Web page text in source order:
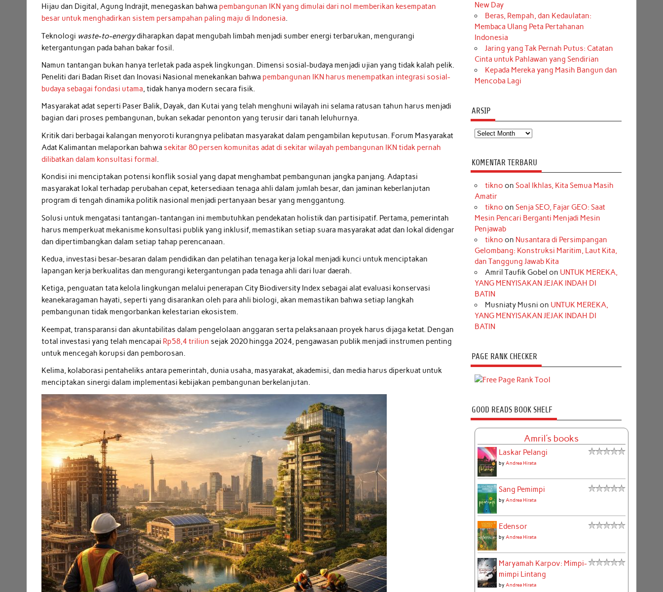
Hijau dan Digital, Agung Indrajit, menegaskan bahwa pembangunan IKN yang dimulai dari nol memberikan kesempatan
besar untuk menghadirkan sistem persampahan paling maju di Indonesia.
Teknologi waste-to-energydiharapkan dapat mengubah limbah menjadi sumber energi terbarukan, mengurangi
ketergantungan pada bahan bakar fosil.
Namun tantangan bukan hanya terletak pada aspek lingkungan. Dimensi sosial-budaya menjadi ujian yang tidak kalah pelik.
Peneliti dari Badan Riset dan Inovasi Nasional menekankan bahwa pembangunan IKN harus menempatkan integrasi sosial-
budaya sebagai fondasi utama, tidak hanya modern secara fisik.
Masyarakat adat seperti Paser Balik, Dayak, dan Kutai yang telah menghuni wilayah ini selama ratusan tahun harus menjadi
bagian dari proses pembangunan, bukan sekadar penonton yang terusir dari tanah leluhurnya.
Kritik dari berbagai kalangan menyoroti kurangnya pelibatan masyarakat dalam pengambilan keputusan. Forum Masyarakat
Adat Kalimantan melaporkan bahwa sekitar 80 persen komunitas adat di sekitar wilayah pembangunan IKN tidak pernah
dilibatkan dalam konsultasi formal.
Kondisi ini menciptakan potensi konflik sosial yang dapat menghambat pembangunan jangka panjang. Adaptasi
masyarakat lokal terhadap perubahan cepat, ketersediaan tenaga ahli dalam jumlah besar, dan jaminan keberlanjutan
program di tengah dinamika politik nasional menjadi pertanyaan besar yang menggantung.
Solusi untuk mengatasi tantangan-tantangan ini membutuhkan pendekatan holistik dan partisipatif. Pertama, pemerintah
harus memperkuat mekanisme konsultasi publik yang inklusif, memastikan setiap suara masyarakat adat dan lokal didengar
dan dipertimbangkan dalam setiap tahap perencanaan.
Kedua, investasi besar-besaran dalam pendidikan dan pelatihan tenaga kerja lokal menjadi kunci untuk menciptakan
lapangan kerja berkualitas dan mengurangi ketergantungan pada tenaga ahli dari luar daerah.
Ketiga, penguatan tata kelola lingkungan melalui penerapan City Biodiversity Index sebagai alat evaluasi konservasi
keanekaragaman hayati, seperti yang disarankan oleh para ahli biologi, akan memastikan bahwa setiap langkah
pembangunan tidak mengorbankan kelestarian ekosistem.
Keempat, transparansi dan akuntabilitas dalam pengelolaan anggaran serta pelaksanaan proyek harus dijaga ketat. Dengan
total investasi yang telah mencapai Rp58,4 triliun sejak 2020 hingga 2024, pengawasan publik menjadi instrumen penting
untuk mencegah korupsi dan pemborosan.
Kelima, kolaborasi pentaheliks antara pemerintah, dunia usaha, masyarakat, akademisi, dan media harus diperkuat untuk
menciptakan sinergi dalam implementasi kebijakan pembangunan berkelanjutan.
New Day
Beras, Rempah, dan Kedaulatan:
Membaca Ulang Peta Pertahanan
Indonesia
Jaring yang Tak Pernah Putus: Catatan
Cinta untuk Pahlawan yang Sendirian
Kepada Mereka yang Masih Bangun dan
Mencoba Lagi
ARSIP
Arsip
KOMENTAR TERBARU
tikno on Soal Ikhlas, Kita Semua Masih
Amatir
tikno on Senja SEO, Fajar GEO: Saat
Mesin Pencari Berganti Menjadi Mesin
Penjawab
tikno on Nusantara di Persimpangan
Gelombang: Konstruksi Maritim, Laut Kita,
dan Tanggung Jawab Kita
Amril Taufik Gobel on UNTUK MEREKA,
YANG MENYISAKAN JEJAK INDAH DI
BATIN
Musniaty Musni on UNTUK MEREKA,
YANG MENYISAKAN JEJAK INDAH DI
BATIN
PAGE RANK CHECKER
GOOD READS BOOK SHELF
Amril's books
Laskar Pelangi
by Andrea Hirata
Sang Pemimpi
by Andrea Hirata
Edensor
by Andrea Hirata
Maryamah Karpov: Mimpi-
mimpi Lintang
by Andrea Hirata